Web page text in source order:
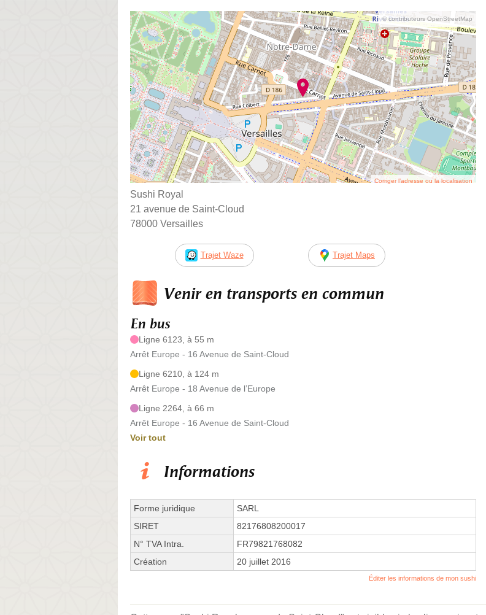
© contributeurs OpenStreetMap
Corriger l’adresse ou la localisation
Sushi Royal
21 avenue de Saint-Cloud
78000 Versailles
Trajet Waze Trajet Maps
Venir en transports en commun
En bus
Ligne 6123, à 55 m
Arrêt Europe - 16 Avenue de Saint-Cloud
Ligne 6210, à 124 m
Arrêt Europe - 18 Avenue de l’Europe
Ligne 2264, à 66 m
Arrêt Europe - 16 Avenue de Saint-Cloud
Voir tout
Informations
Forme juridique
SARL
SIRET
82176808200017
N° TVA Intra.
FR79821768082
Création
20 juillet 2016
Éditer les informations de mon sushi